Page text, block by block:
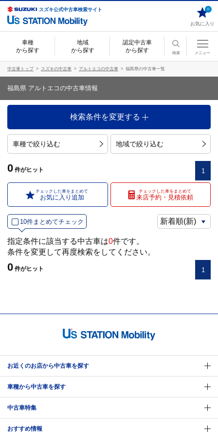
スズキ公式中古車検索サイト
お気に入り
0
車種
から探す
地域
から探す
認定中古車
から探す
検索 メニュー
中古車トップ スズキの中古車 アルトエコの中古車 福島県の中古車一覧
福島県 アルトエコの中古車情報
検索条件を変更する
車種で絞り込む 地域で絞り込む
0 件がヒット 1
チェックした車をまとめて
お気に入り追加
チェックした車をまとめて
来店予約・見積依頼
10件まとめてチェック
指定条件に該当する中古車は0件です。
条件を変更して再度検索をしてください。
0 件がヒット 1
お近くのお店から中古車を探す
車種から中古車を探す
中古車特集
おすすめ情報